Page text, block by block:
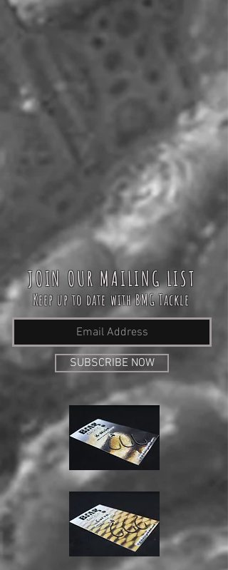
JOIN OUR MAILING LIST
Keep up to date with BMG Tackle
SUBSCRIBE NOW